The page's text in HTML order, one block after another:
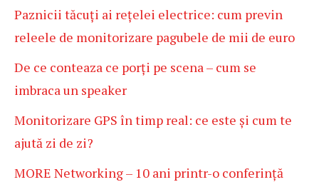
Paznicii tăcuți ai rețelei electrice: cum previn
releele de monitorizare pagubele de mii de euro
De ce conteaza ce porți pe scena – cum se
imbraca un speaker
Monitorizare GPS în timp real: ce este și cum te
ajută zi de zi?
MORE Networking – 10 ani printr-o conferință